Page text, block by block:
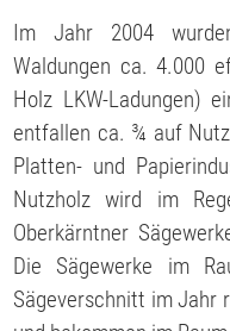
Im Jahr 2004
Waldungen ca. 4.000
Holz LKW-Ladungen)
entfallen ca. ¾ auf
Platten- und
Nutzholz wird im
Oberkärntner
Die Sägewerke im
Sägeverschnitt im Jahr